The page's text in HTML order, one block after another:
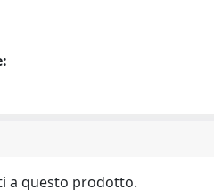
a questo prodotto.